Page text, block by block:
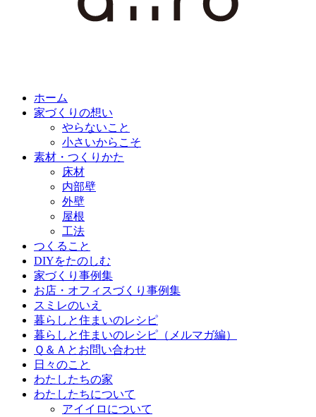
ホーム
家づくりの想い
やらないこと
小さいからこそ
素材・つくりかた
床材
内部壁
外壁
屋根
工法
つくること
DIYをたのしむ
家づくり事例集
お店・オフィスづくり事例集
スミレのいえ
暮らしと住まいのレシピ
暮らしと住まいのレシピ（メルマガ編）
Ｑ＆Ａとお問い合わせ
日々のこと
わたしたちの家
わたしたちについて
アイイロについて